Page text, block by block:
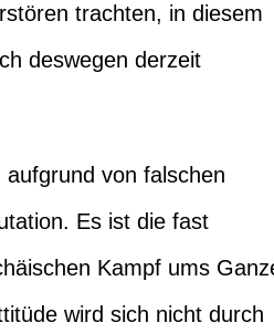
trachten, in diesem
deswegen derzeit
von falschen
Es ist die fast
Kampf ums
wird sich nicht durch